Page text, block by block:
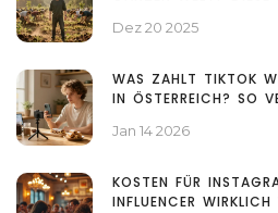
Dez 20 2025
WAS ZAHLT TIKTOK
IN ÖSTERREICH? SO
Jan 14 2026
KOSTEN FÜR
INFLUENCER WIRKLICH